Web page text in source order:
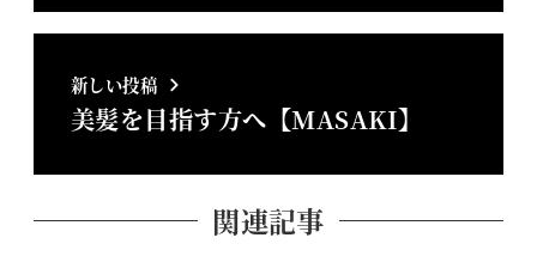
新しい投稿
美髪を目指す方へ【MASAKI】
関連記事